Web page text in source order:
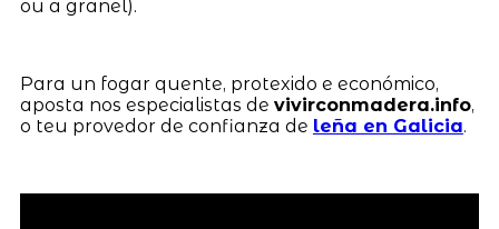
ou a granel).
Para un fogar quente, protexido e económico,
aposta nos especialistas de vivirconmadera.info,
o teu provedor de confianza de leña en Galicia.